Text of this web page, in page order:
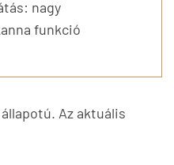
nagy
funkció
Az aktuális